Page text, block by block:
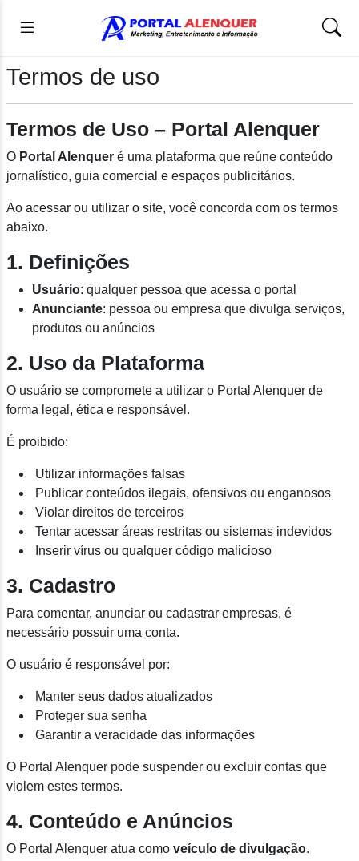
Termos de uso
Termos de Uso – Portal Alenquer
O Portal Alenquer é uma plataforma que reúne conteúdo
jornalístico, guia comercial e espaços publicitários.
Ao acessar ou utilizar o site, você concorda com os termos
abaixo.
1. Definições
Usuário: qualquer pessoa que acessa o portal
Anunciante: pessoa ou empresa que divulga serviços,
produtos ou anúncios
2. Uso da Plataforma
O usuário se compromete a utilizar o Portal Alenquer de
forma legal, ética e responsável.
É proibido:
Utilizar informações falsas
Publicar conteúdos ilegais, ofensivos ou enganosos
Violar direitos de terceiros
Tentar acessar áreas restritas ou sistemas indevidos
Inserir vírus ou qualquer código malicioso
3. Cadastro
Para comentar, anunciar ou cadastrar empresas, é
necessário possuir uma conta.
O usuário é responsável por:
Manter seus dados atualizados
Proteger sua senha
Garantir a veracidade das informações
O Portal Alenquer pode suspender ou excluir contas que
violem estes termos.
4. Conteúdo e Anúncios
O Portal Alenquer atua como veículo de divulgação.